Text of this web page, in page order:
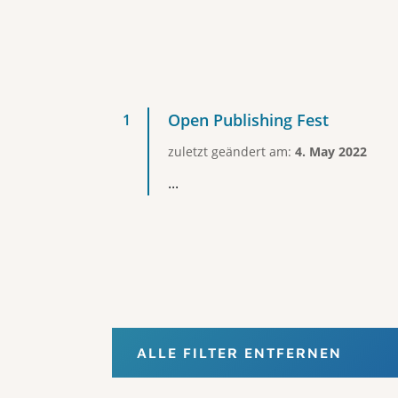
Open Publishing Fest
zuletzt geändert am: 4. May 2022
...
ALLE FILTER ENTFERNEN